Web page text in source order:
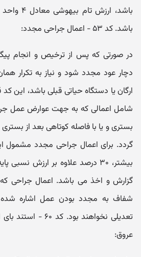
باشد،
باشد. کد ۵۳ - اعمال جراحی مجدد:
در صورتی که پس از ترخیص و انجام
دچار عود مجدد شود و نیاز به تکرار
ارگان یا دستگاه حیاتی قبلی باشد، این
شامل اعمالی که به جهت عوارض عمل
بستری و یا با فاصله کوتاهی بعد از
گردد. برای اعمال جراحی مجدد مشمول
بیشتر، ۳۰ درصد علاوه بر ارزش
گزارش و اخذ می باشد. اعمال جراحی
شفاف به مجدد بودن عمل اشاره
تعدیلی نخواهند
عروق: